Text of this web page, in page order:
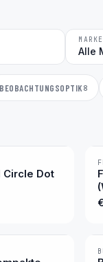
MARKE
BEOBACHTUNGSOPTIK 8
Circle Dot